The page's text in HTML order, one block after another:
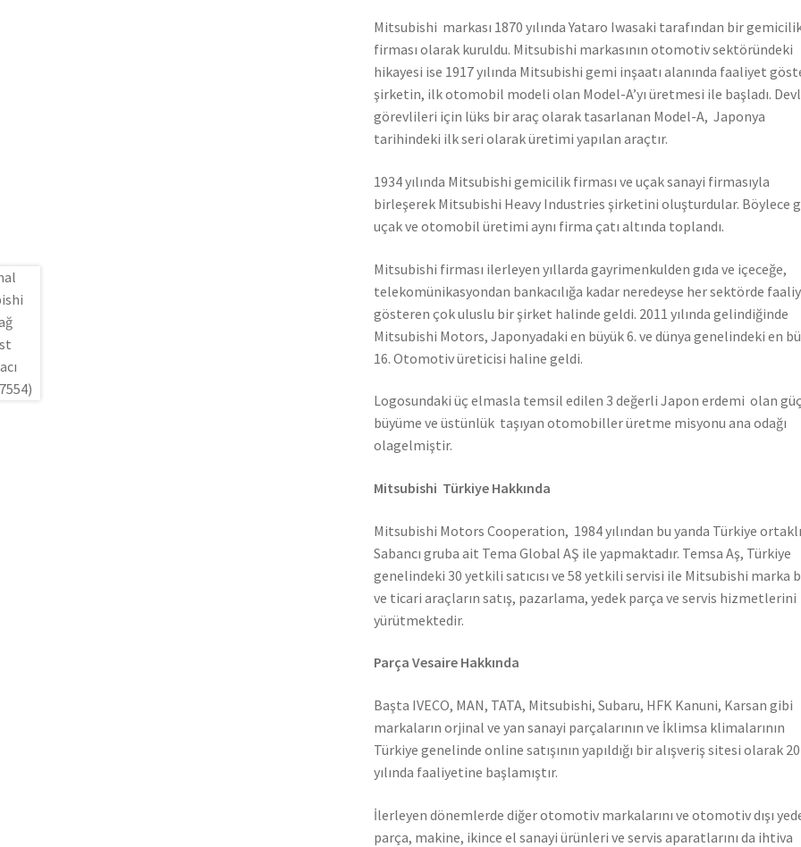
Mitsubishi markası 1870 yılında Yataro Iwasaki tarafından bir
firması olarak kuruldu. Mitsubishi markasının otomotiv sektöründeki
hikayesi ise 1917 yılında Mitsubishi gemi inşaatı alanında faaliyet
şirketin, ilk otomobil modeli olan Model-A’yı üretmesi ile başladı.
görevlileri için lüks bir araç olarak tasarlanan Model-A, Japonya
tarihindeki ilk seri olarak üretimi yapılan araçtır.
1934 yılında Mitsubishi gemicilik firması ve uçak sanayi firmasıyla
birleşerek Mitsubishi Heavy Industries şirketini oluşturdular. Böylece
uçak ve otomobil üretimi aynı firma çatı altında toplandı.
Mitsubishi firması ilerleyen yıllarda gayrimenkulden gıda ve içeceğe,
telekomünikasyondan bankacılığa kadar neredeyse her sektörde
gösteren çok uluslu bir şirket halinde geldi. 2011 yılında gelindiğinde
Mitsubishi Motors, Japonyadaki en büyük 6. ve dünya genelindeki en
16. Otomotiv üreticisi haline geldi.
Logosundaki üç elmasla temsil edilen 3 değerli Japon erdemi olan
büyüme ve üstünlük taşıyan otomobiller üretme misyonu ana odağı
olagelmiştir.
Mitsubishi Türkiye Hakkında
Mitsubishi Motors Cooperation, 1984 yılından bu yanda Türkiye
Sabancı gruba ait Tema Global AŞ ile yapmaktadır. Temsa Aş, Türkiye
genelindeki 30 yetkili satıcısı ve 58 yetkili servisi ile Mitsubishi marka
ve ticari araçların satış, pazarlama, yedek parça ve servis hizmetlerini
yürütmektedir.
Parça Vesaire Hakkında
Başta IVECO, MAN, TATA, Mitsubishi, Subaru, HFK Kanuni, Karsan gibi
markaların orjinal ve yan sanayi parçalarının ve İklimsa klimalarının
Türkiye genelinde online satışının yapıldığı bir alışveriş sitesi olarak
yılında faaliyetine başlamıştır.
İlerleyen dönemlerde diğer otomotiv markalarını ve otomotiv dışı
parça, makine, ikince el sanayi ürünleri ve servis aparatlarını da ihtiva